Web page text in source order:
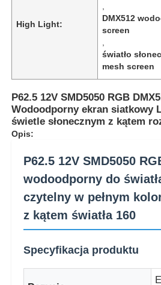
Do domu
Produkty
High Light:
DMX512
screen
światło
mesh screen
P62.5 12V SMD5050 RGB
Wodoodporny ekran siatkowy
świetle słonecznym z kątem
Opis:
P62.5 12V SMD5050
wodoodporny do
czytelny w pełnym
z kątem światła 160
Specyfikacja produktu